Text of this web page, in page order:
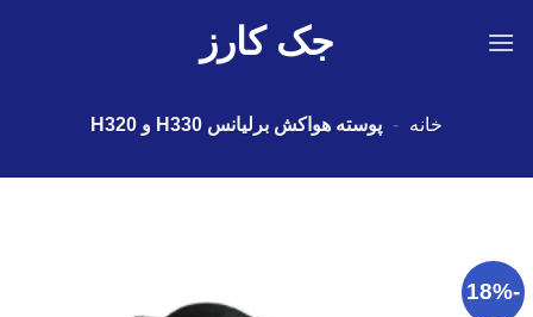
جک کارز
خانه - پوسته هواکش برلیانس H330 و H320
-18%